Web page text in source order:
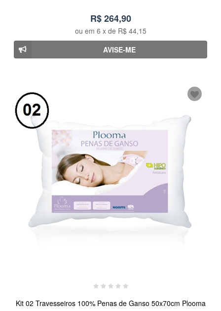
R$ 264,90
ou em 6 x de R$ 44,15
AVISE-ME
Kit 02 Travesseiros 100% Penas de Ganso 50x70cm Plooma